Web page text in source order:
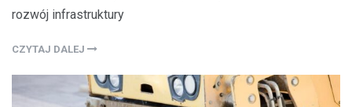
rozwój infrastruktury
CZYTAJ DALEJ